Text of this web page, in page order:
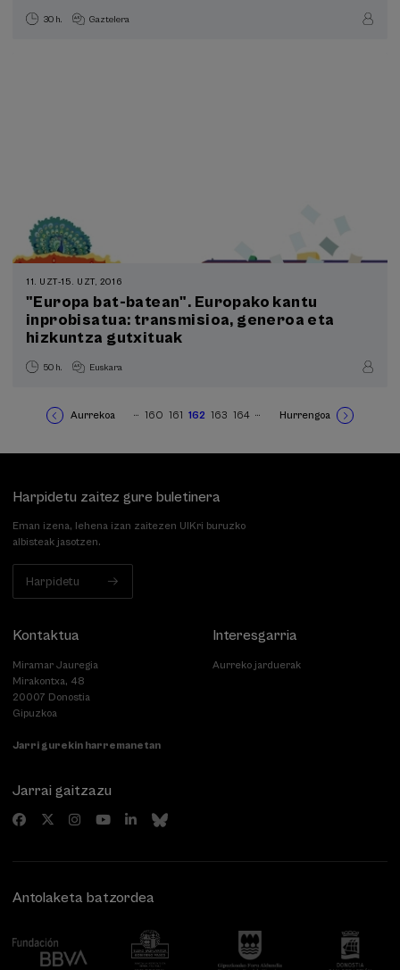
30 h. Gaztelera
11. UZT-15. UZT, 2016
"Europa bat-batean". Europako kantu
inprobisatua: transmisioa, generoa eta
hizkuntza gutxituak
50 h. Euskara
Previous
Aurrekoa …
Orria
160 Orria
161
Uneko
162 Orria
163 Orria
164 …
Next
Hurrengoa
Harpidetu zaitez gure buletinera
Eman izena, lehena izan zaitezen UIKri buruzko
albisteak jasotzen.
Harpidetu
Kontaktua
Miramar Jauregia
Mirakontxa, 48
20007 Donostia
Gipuzkoa
Jarri gurekin harremanetan
Interesgarria
Aurreko jarduerak
Jarrai gaitzazu
Antolaketa batzordea